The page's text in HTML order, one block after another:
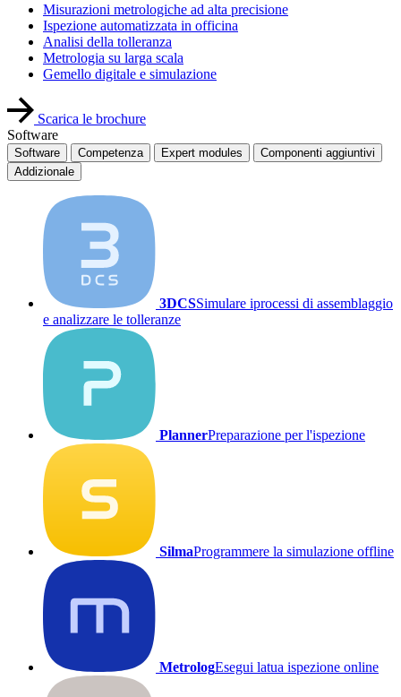
Misurazioni metrologiche ad alta precisione
Ispezione automatizzata in officina
Analisi della tolleranza
Metrologia su larga scala
Gemello digitale e simulazione
Scarica le brochure
Software
Software Competenza Expert modules
Componenti aggiuntivi
Addizionale
3DCSSimulare iprocessi di assemblaggio
e analizzare le tolleranze
PlannerPreparazione per l'ispezione
SilmaProgrammere la simulazione offline
MetrologEsegui latua ispezione online